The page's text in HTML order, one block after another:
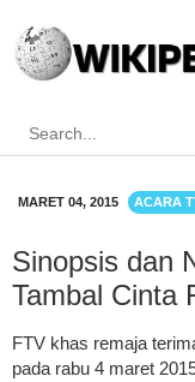
MARET 04, 2015 ACARA
Sinopsis dan
Tambal Cinta
FTV khas remaja
pada rabu 4 maret